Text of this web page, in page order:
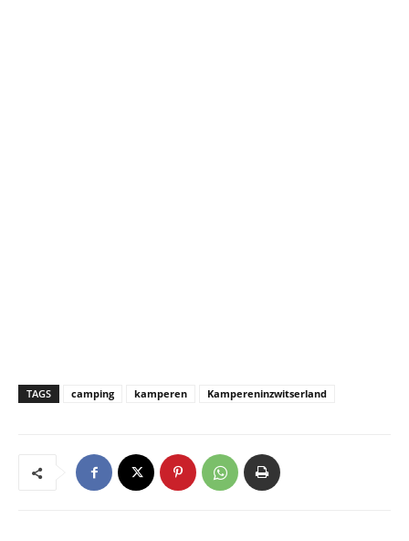
TAGS camping kamperen Kampereninzwitserland